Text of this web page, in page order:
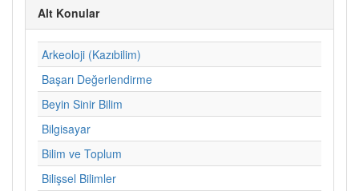
Alt Konular
Arkeoloji (Kazıbilim)
Başarı Değerlendirme
Beyin Sinir Bilim
Bilgisayar
Bilim ve Toplum
Bilişsel Bilimler